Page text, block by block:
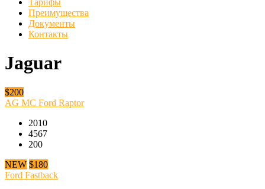
Тарифы
Преимущества
Документы
Контакты
Jaguar
$200
AG MC Ford Raptor
2010
4567
200
NEW $180
Ford Fastback